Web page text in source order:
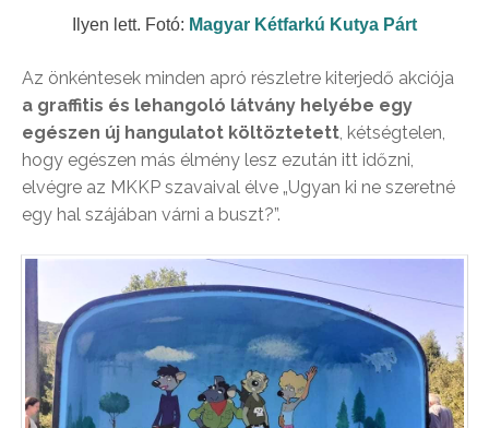
Ilyen lett. Fotó: Magyar Kétfarkú Kutya Párt
Az önkéntesek minden apró részletre kiterjedő akciója
a graffitis és lehangoló látvány helyébe egy
egészen új hangulatot költöztetett , kétségtelen,
hogy egészen más élmény lesz ezután itt időzni,
elvégre az MKKP szavaival élve „Ugyan ki ne szeretné
egy hal szájában várni a buszt?”.